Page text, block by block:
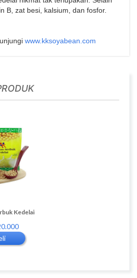
B, zat besi, kalsium, dan fosfor.
www.kksoyabean.com
Kedelai